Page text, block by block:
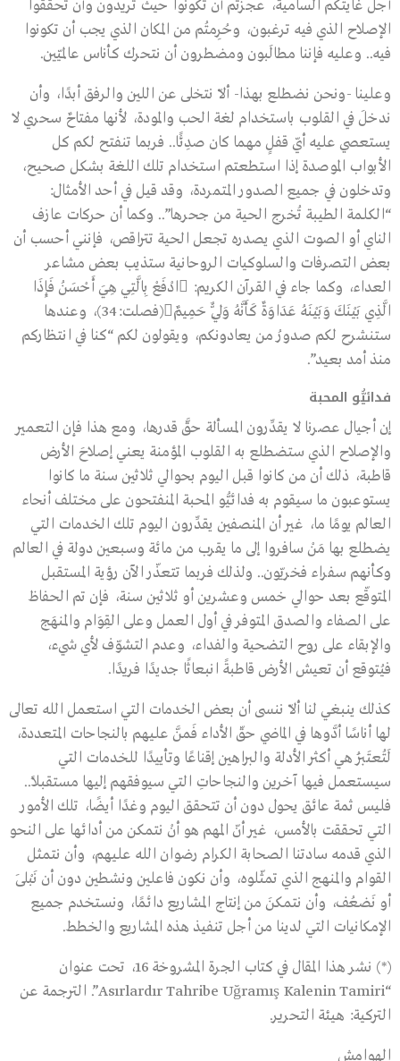
أجل غايتكم السامية، عجزتم أن تكونوا حيث تريدون وأن تحقّقوا
الإصلاح الذي فيه ترغبون، وحُرِمتُم من المكان الذي يجب أن تكونوا
فيه.. وعليه فإننا مطالَبون ومضطرون أن نتحرك كأناس عالميّين.
وعلينا -ونحن نضطلع بهذا- ألاّ نتخلى عن اللين والرفق أبدًا، وأن
ندخلَ في القلوب باستخدام لغة الحب والمودة، لأنها مفتاحٌ سحري لا
يستعصي عليه أيّ قفلٍ مهما كان صدِئًا.. فربما تنفتح لكم كل
الأبواب الموصدة إذا استطعتم استخدام تلك اللغة بشكل صحيح،
وتدخلون في جميع الصدور المتمردة، وقد قيل في أحد الأمثال:
“الكلمة الطيبة تُخرج الحية من جحرها”.. وكما أن حركات عازف
الناي أو الصوت الذي يصدره تجعل الحية تتراقص، فإنني أحسب أن
بعض التصرفات والسلوكيات الروحانية ستذيب بعض مشاعر
العداء، وكما جاء في القرآن الكريم: ادْفَعْ بِالَّتِي هِيَ أَحْسَنُ فَإِذَا
الَّذِي بَيْنَكَ وَبَيْنَهُ عَدَاوَةٌ كَأَنَّهُ وَلِيٌّ حَمِيمٌ(فصلت:34)، وعندها
ستنشرح لكم صدورُ من يعادونكم، ويقولون لكم “كنا في انتظاركم
منذ أمد بعيد”.
فدائيُّو المحبة
إن أجيال عصرنا لا يقدِّرون المسألة حقَّ قدرها، ومع هذا فإن التعمير
والإصلاح الذي ستضطلع به القلوب المؤمنة يعني إصلاحَ الأرض
قاطبة، ذلك أن من كانوا قبل اليوم بحوالي ثلاثين سنة ما كانوا
يستوعبون ما سيقوم به فدائيُّو المحبة المنفتحون على مختلف أنحاء
العالم يومًا ما، غير أن المنصفين يقدِّرون اليوم تلك الخدمات التي
يضطلع بها مَنْ سافروا إلى ما يقرب من مائة وسبعين دولة في العالم
وكأنهم سفراء فخريّون.. ولذلك فربما تتعذّر الآن رؤية المستقبل
المتوقّع بعد حوالي خمس وعشرين أو ثلاثين سنة، فإن تم الحفاظ
على الصفاء والصدق المتوفر في أول العمل وعلى القِوَام والمنهَج
والإبقاء على روح التضحية والفداء، وعدم التشوّف لأي شيء،
فيُتوقع أن تعيش الأرض قاطبةً انبعاثًا جديدًا فريدًا.
كذلك ينبغي لنا ألاّ ننسى أن بعض الخدمات التي استعمل الله تعالى
لها أناسًا أدَّوها في الماضي حقّ الأداء فَمنَّ عليهم بالنجاحات المتعددة،
لَتُعتَبَرُ هي أكثر الأدلة والبراهين إقناعًا وتأييدًا للخدمات التي
سيستعمل فيها آخرين والنجاحاتِ التي سيوفقهم إليها مستقبلاً..
فليس ثمة عائق يحول دون أن تتحقق اليوم وغدًا أيضًا، تلك الأمور
التي تحققت بالأمس، غير أنّ المهم هو أنْ نتمكن من أدائها على النحو
الذي قدمه سادتنا الصحابة الكرام رضوان الله عليهم، وأن نتمثل
القوام والمنهج الذي تمثّلوه، وأن نكون فاعلين ونشطين دون أن نَبْلَى
أو نَضعُف، وأن نتمكنَ من إنتاج المشاريع دائمًا، ونستخدم جميع
الإمكانيات التي لدينا من أجل تنفيذ هذه المشاريع والخطط.
(*) نشر هذا المقال في كتاب الجرة المشروخة 16، تحت عنوان
“Asırlardır Tahribe Uğramış Kalenin Tamiri”. الترجمة عن
التركية: هيئة التحرير.
الهوامش